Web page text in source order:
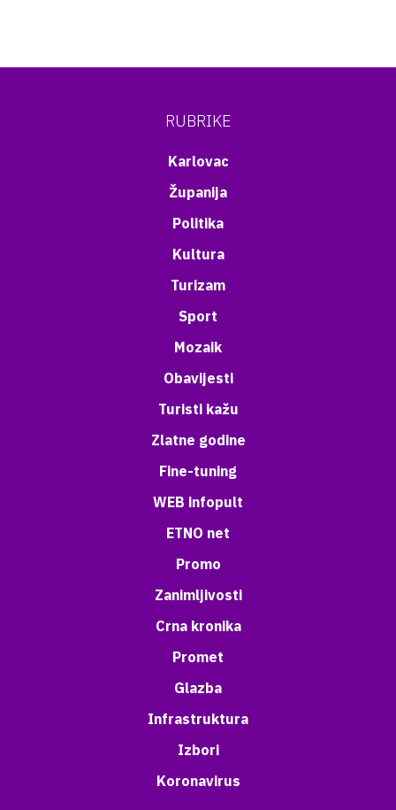
RUBRIKE
Karlovac
Županija
Politika
Kultura
Turizam
Sport
Mozaik
Obavijesti
Turisti kažu
Zlatne godine
Fine-tuning
WEB infopult
ETNO net
Promo
Zanimljivosti
Crna kronika
Promet
Glazba
Infrastruktura
Izbori
Koronavirus